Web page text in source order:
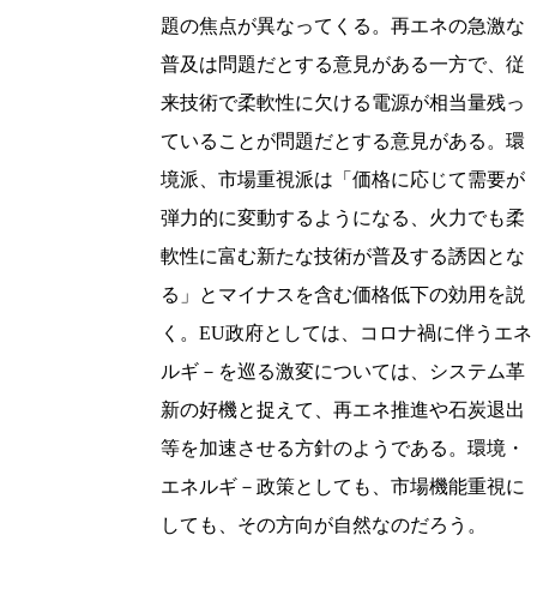
題の焦点が異なってくる。再エネの急激な
普及は問題だとする意見がある一方で、従
来技術で柔軟性に欠ける電源が相当量残っ
ていることが問題だとする意見がある。環
境派、市場重視派は「価格に応じて需要が
弾力的に変動するようになる、火力でも柔
軟性に富む新たな技術が普及する誘因とな
る」とマイナスを含む価格低下の効用を説
く。EU政府としては、コロナ禍に伴うエネ
ルギ－を巡る激変については、システム革
新の好機と捉えて、再エネ推進や石炭退出
等を加速させる方針のようである。環境・
エネルギ－政策としても、市場機能重視に
しても、その方向が自然なのだろう。